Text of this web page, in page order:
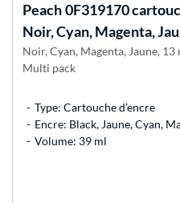
Peach0F319170
Noir, Cyan, Magenta,
Noir, Cyan, Magenta, Jaune, 13
Multi pack
Type: Cartouche d’encre
Encre: Black, Jaune, Cyan,
Volume: 39 ml